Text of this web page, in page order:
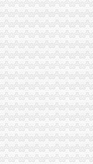
帮扶活动
暑降温工作
出三点要求
训人员
案督办会在市局召开
业执照注销开展况进行专项督查
渝北区检查店招店牌整工作
题
公示”重庆分公司注销活动
安全监管
心救灾物资
公示”重庆分公司注销活动
店牌整工作